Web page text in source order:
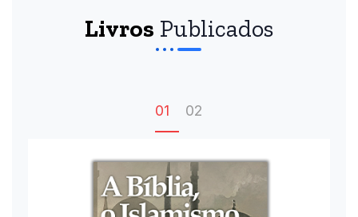
Livros Publicados
01 02